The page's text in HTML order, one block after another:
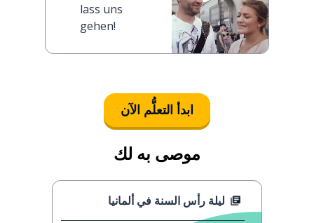
lass uns
gehen!
ابدأ التعلُّم الآن
موصى به لك
ليلة رأس السنة في ألمانيا